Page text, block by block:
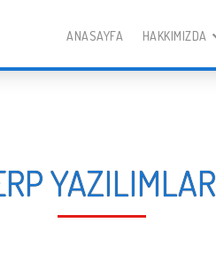
ANASAYFA HAKKIMIZDA
YAZILIMLAR